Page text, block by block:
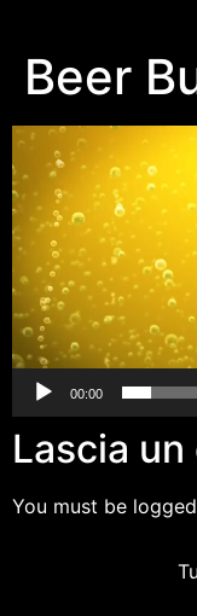
Beer
Video
Player
00:00
Lascia
You must be